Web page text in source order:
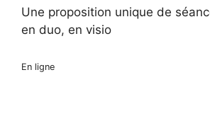
duo
avec
Une proposition unique de
en duo, en visio
En ligne